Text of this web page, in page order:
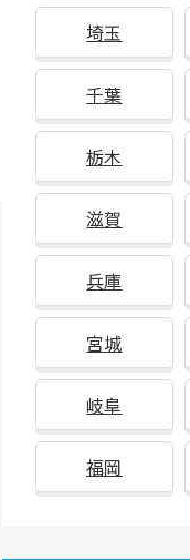
埼玉
千葉
栃木
滋賀
兵庫
宮城
岐阜
福岡